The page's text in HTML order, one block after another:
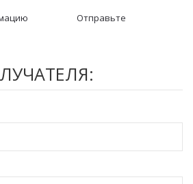
Отправьте